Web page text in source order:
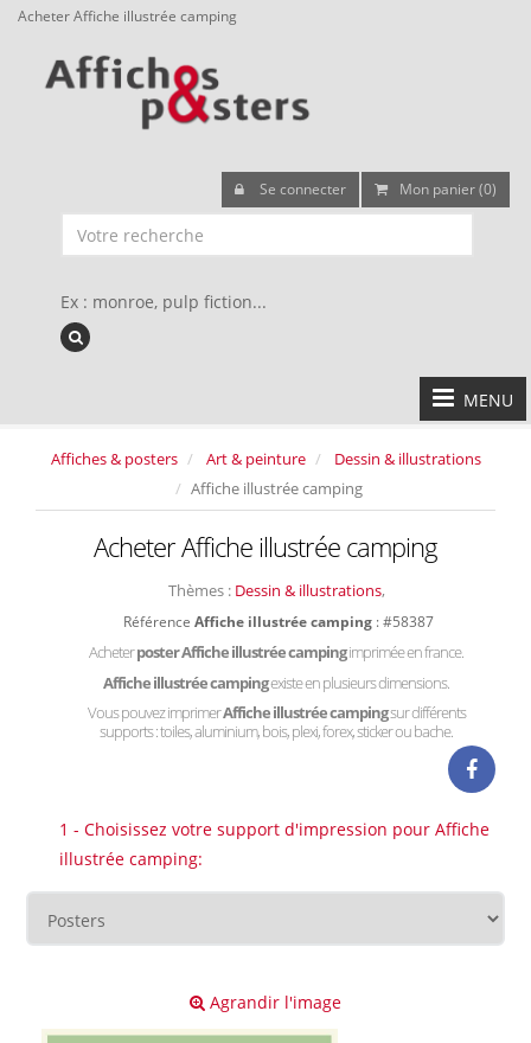
Acheter Affiche illustrée camping
Se connecter Mon panier (0)
Ex : monroe, pulp fiction...
MENU
Affiches & posters Art & peinture
Dessin & illustrations
Affiche illustrée camping
Acheter Affiche illustrée camping
Thèmes : Dessin & illustrations,
Référence Affiche illustrée camping : #58387
Acheterposter Affiche illustrée campingimprimée en france.
Affiche illustrée campingexiste en plusieurs dimensions.
Vous pouvez imprimerAffiche illustrée campingsur différents
supports : toiles, aluminium, bois, plexi, forex, sticker ou bache.
1 - Choisissez votre support d'impression pour Affiche
illustrée camping:
Agrandir l'image